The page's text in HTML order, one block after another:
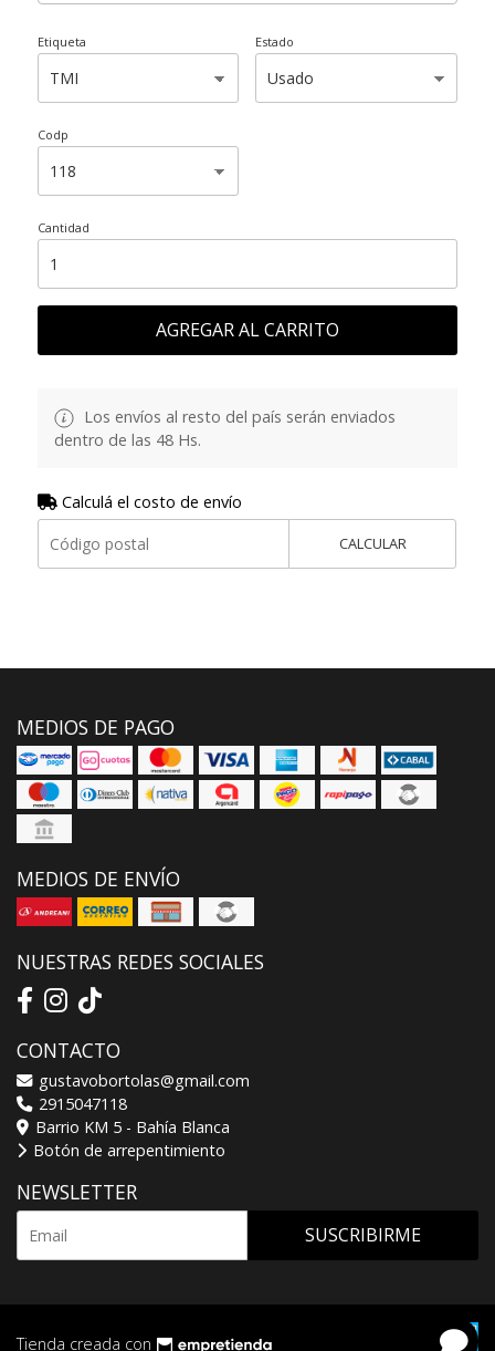
Etiqueta Estado
Codp
Cantidad
AGREGAR AL CARRITO
Los envíos al resto del país serán enviados
dentro de las 48 Hs.
Calculá el costo de envío
CALCULAR
MEDIOS DE PAGO
MEDIOS DE ENVÍO
NUESTRAS REDES SOCIALES
CONTACTO
gustavobortolas@gmail.com
2915047118
Barrio KM 5 - Bahía Blanca
Botón de arrepentimiento
NEWSLETTER
SUSCRIBIRME
Tienda creada con